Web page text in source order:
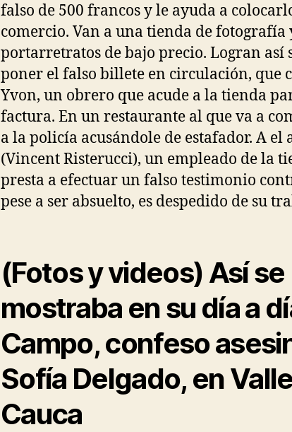
falso de 500 francos y le ayuda a
comercio. Van a una tienda de
portarretratos de bajo precio. Logran así
poner el falso billete en circulación, que
Yvon, un obrero que acude a la tienda
factura. En un restaurante al que va a
a la policía acusándole de estafador. A el
(Vincent Risterucci), un empleado de la
presta a efectuar un falso testimonio
pese a ser absuelto, es despedido de su
(Fotos y videos) Así se
mostraba en su día a
Campo, confeso
Sofía Delgado, en
Cauca